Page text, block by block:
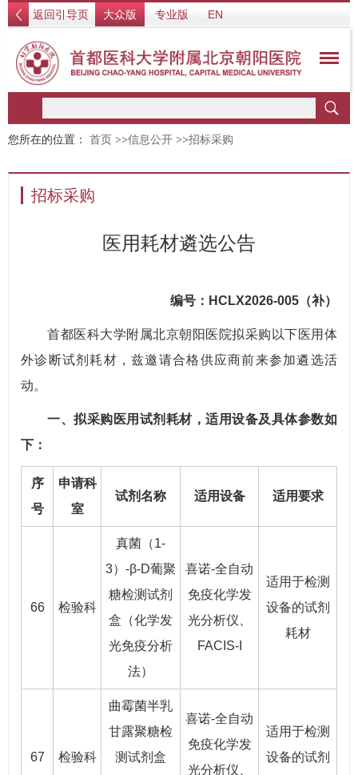
返回引导页 大众版 专业版 EN
您所在的位置： 首页 >>信息公开 >>招标采购
招标采购
医用耗材遴选公告
编号：HCLX2026-005（补）
首都医科大学附属北京朝阳医院拟采购以下医用体
外诊断试剂耗材，兹邀请合格供应商前来参加遴选活
动。
一、拟采购医用试剂耗材，适用设备及具体参数如
下：
序
号
申请科
室
试剂名称 适用设备 适用要求
66 检验科
真菌（1-
3）-β-D葡聚
糖检测试剂
盒（化学发
光免疫分析
法）
喜诺-全自动
免疫化学发
光分析仪、
FACIS-I
适用于检测
设备的试剂
耗材
67 检验科
曲霉菌半乳
甘露聚糖检
测试剂盒
喜诺-全自动
免疫化学发
光分析仪、
适用于检测
设备的试剂